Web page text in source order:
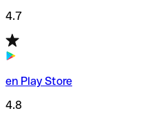
4.7
en Play Store
4.8